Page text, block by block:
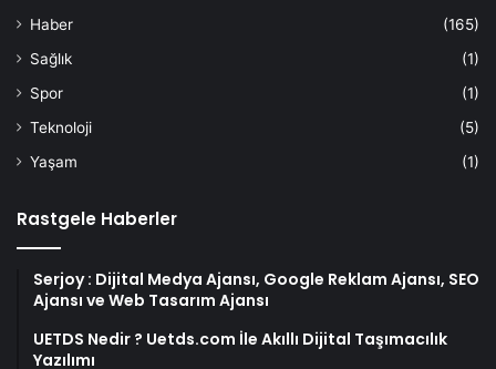
Haber
(165)
Sağlık
(1)
Spor
(1)
Teknoloji
(5)
Yaşam
(1)
Rastgele Haberler
Serjoy : Dijital Medya Ajansı, Google Reklam Ajansı, SEO
Ajansı ve Web Tasarım Ajansı
UETDS Nedir ? Uetds.com İle Akıllı Dijital Taşımacılık
Yazılımı